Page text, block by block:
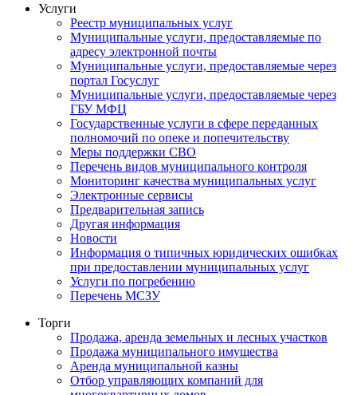
Услуги
Реестр муниципальных услуг
Муниципальные услуги, предоставляемые по
адресу электронной почты
Муниципальные услуги, предоставляемые через
портал Госуслуг
Муниципальные услуги, предоставляемые через
ГБУ МФЦ
Государственные услуги в сфере переданных
полномочий по опеке и попечительству
Меры поддержки СВО
Перечень видов муниципального контроля
Мониторинг качества муниципальных услуг
Электронные сервисы
Предварительная запись
Другая информация
Новости
Информация о типичных юридических ошибках
при предоставлении муниципальных услуг
Услуги по погребению
Перечень МСЗУ
Торги
Продажа, аренда земельных и лесных участков
Продажа муниципального имущества
Аренда муниципальной казны
Отбор управляющих компаний для